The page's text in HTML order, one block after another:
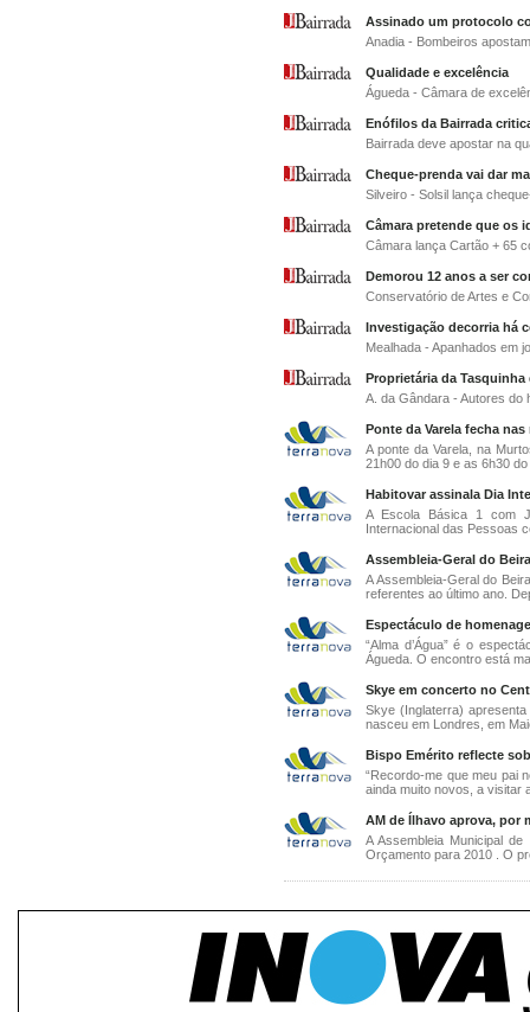
Assinado um protocolo
Anadia - Bombeiros
Qualidade e excelência
Águeda - Câmara de
Enófilos da Bairrada
Bairrada deve apostar na
Cheque-prenda vai dar
Silveiro - Solsil lança
Câmara pretende que os
Câmara lança Cartão + 65
Demorou 12 anos a ser
Conservatório de Artes e
Investigação decorria há
Mealhada - Apanhados em
Proprietária da Tasquinha
A. da Gândara - Autores do
Ponte da Varela fecha
A ponte da Varela, na
21h00 do dia 9 e as 6h30
Habitovar assinala Dia
A Escola Básica 1 com
Internacional das Pessoas
Assembleia-Geral do
A Assembleia-Geral do
referentes ao último ano.
Espectáculo de
“Alma d’Água” é o
Águeda. O encontro está
Skye em concerto no
Skye (Inglaterra) apresenta
nasceu em Londres, em
Bispo Emérito reflecte
“Recordo-me que meu pai
ainda muito novos, a visitar
AM de Ílhavo aprova, por
A Assembleia Municipal
Orçamento para 2010 . O